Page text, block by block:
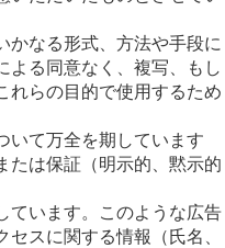
なる形式、方法や手段に
よる同意なく、複写、もし
れらの目的で使用するため
いて万全を期しています
たは保証（明示的、黙示的
ています。このような広告
スに関する情報（氏名、